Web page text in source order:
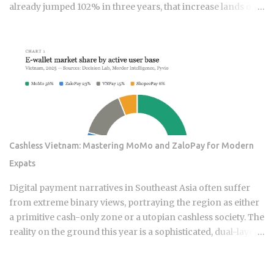
already jumped 102% in three years, that increase lands on
hike, or is your risk profile doing most of the damage?
Insurers price risk using claims data, credit-based
insurance scores, home age, and location, all blended
together. A single claim can push your premium up 10% to
40% , and where you land in that range depends heavily on
what kind of loss you filed. You won't see the increase right
away. It shows up at policy renewal , not the moment the
claim gets paid. Claims history sticks around on your record
for years. Even after the repair is long finished, that claim
can still be quietly pushing your rate up. Not all claims are
equal. Water damage, fire, and liability claims move ...
Cashless Vietnam: Mastering MoMo and ZaloPay for Modern
Expats
Digital payment narratives in Southeast Asia often suffer
from extreme binary views, portraying the region as either
a primitive cash-only zone or a utopian cashless society. The
reality on the ground this year is a sophisticated, dual-layer